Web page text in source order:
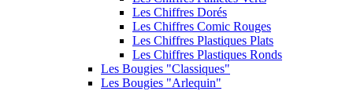
Les Chiffres Dorés
Les Chiffres Comic Rouges
Les Chiffres Plastiques Plats
Les Chiffres Plastiques Ronds
Les Bougies "Classiques"
Les Bougies "Arlequin"